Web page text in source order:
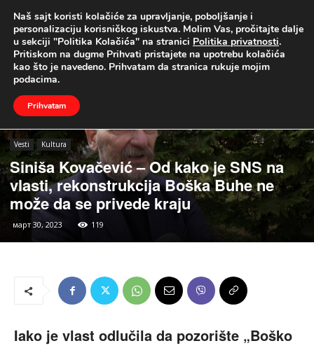
UŽIVO
Naslovna Vesti Kultura
Vesti Kultura
Siniša Kovačević – Od kako je SNS na
vlasti, rekonstrukcija Boška Buhe ne
može da se privede kraju
март 30, 2023 119
Iako je vlast odlučila da pozorište „Boško
Naš sajt koristi kolačiće za upravljanje, poboljšanje i
personalizaciju korisničkog iskustva. Molim Vas, pročitajte dalje
u sekciji "Politika Kolačića" na stranici Politika privatnosti.
Pritiskom na dugme Prihvati pristajete na upotrebu kolačića
kao što je navedeno. Prihvatam da stranica rukuje mojim
podacima.
Prihvatam